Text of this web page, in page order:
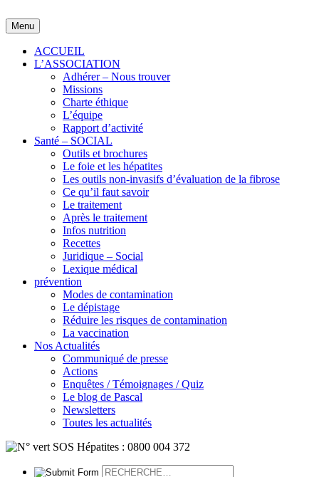
to
content
Menu
ACCUEIL
L’ASSOCIATION
Adhérer – Nous trouver
Missions
Charte éthique
L’équipe
Rapport d’activité
Santé – SOCIAL
Outils et brochures
Le foie et les hépatites
Les outils non-invasifs d’évaluation de la fibrose
Ce qu’il faut savoir
Le traitement
Après le traitement
Infos nutrition
Recettes
Juridique – Social
Lexique médical
prévention
Modes de contamination
Le dépistage
Réduire les risques de contamination
La vaccination
Nos Actualités
Communiqué de presse
Actions
Enquêtes / Témoignages / Quiz
Le blog de Pascal
Newsletters
Toutes les actualités